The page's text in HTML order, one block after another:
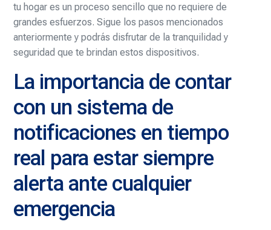
tu hogar es un proceso sencillo que no requiere de
grandes esfuerzos. Sigue los pasos mencionados
anteriormente y podrás disfrutar de la tranquilidad y
seguridad que te brindan estos dispositivos.
La importancia de contar
con un sistema de
notificaciones en tiempo
real para estar siempre
alerta ante cualquier
emergencia